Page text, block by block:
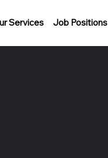
Services Job Positions